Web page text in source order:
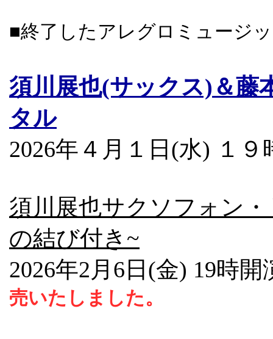
■終了したアレグロミュージ
須川展也(サックス)＆藤
タル
2026年４月１日(水) １
須川展也サクソフォン
の結び付き~
2026年2月6日(金) 19時
売いたしました。